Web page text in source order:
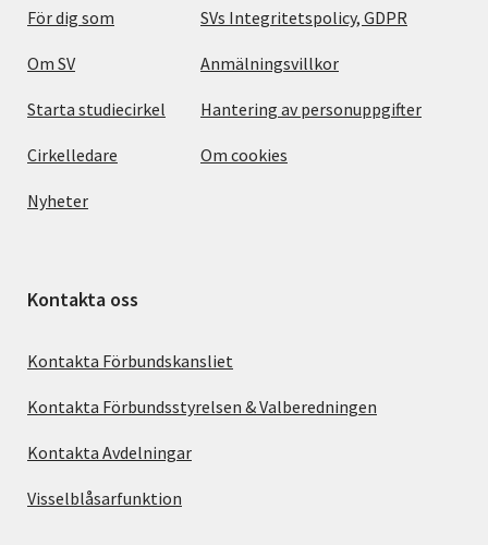
För dig som
Om SV
Starta studiecirkel
Cirkelledare
Nyheter
SVs Integritetspolicy, GDPR
Anmälningsvillkor
Hantering av personuppgifter
Om cookies
Kontakta oss
Kontakta Förbundskansliet
Kontakta Förbundsstyrelsen & Valberedningen
Kontakta Avdelningar
Visselblåsarfunktion